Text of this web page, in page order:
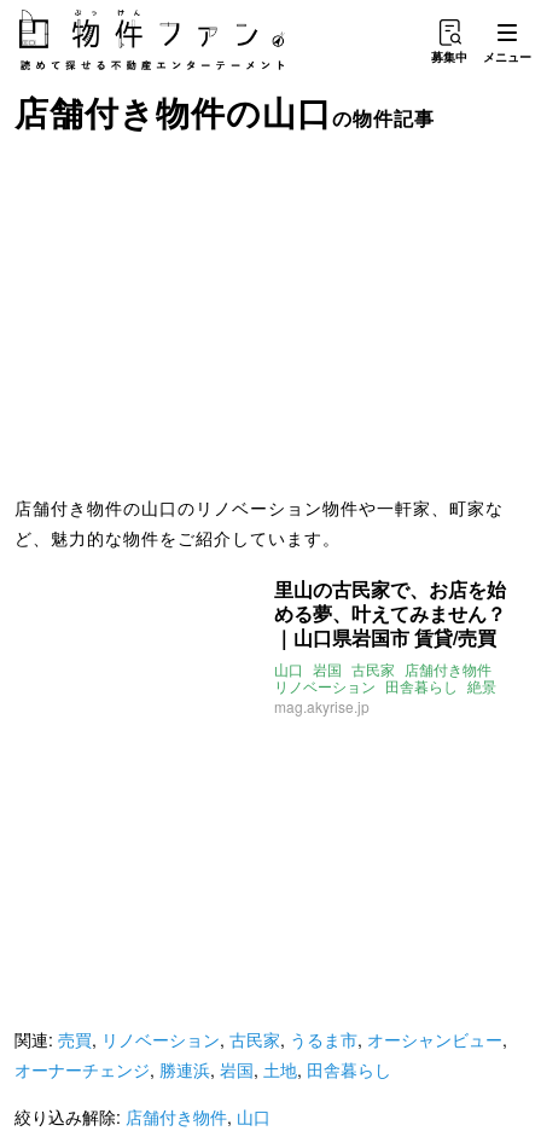
募集中 メニュー
店舗付き物件の山口の物件記事
店舗付き物件の山口のリノベーション物件や一軒家、町家な
ど、魅力的な物件をご紹介しています。
里山の古民家で、お店を始
める夢、叶えてみません？
｜山口県岩国市 賃貸/売買
98㎡
山口 岩国 古民家
店舗付き物件
リノベーション 田舎暮らし 絶景
売買 賃貸
mag.akyrise.jp
関連: 売買, リノベーション, 古民家, うるま市, オーシャンビュー,
オーナーチェンジ, 勝連浜, 岩国, 土地, 田舎暮らし
絞り込み解除: 店舗付き物件, 山口